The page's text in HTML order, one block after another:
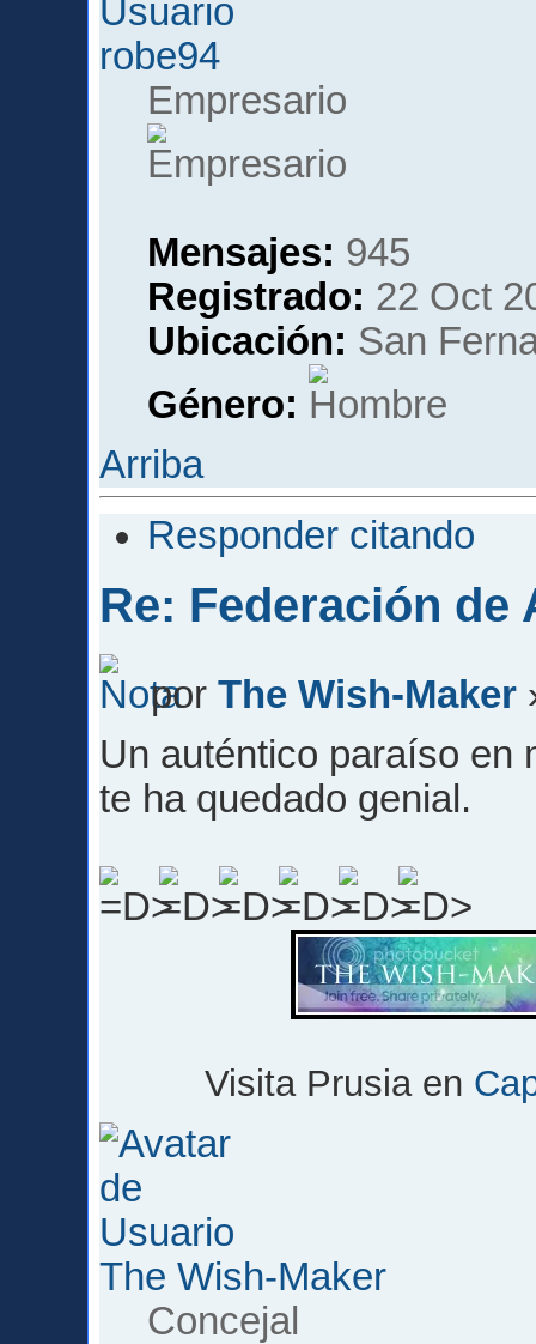
robe94
Empresario
Mensajes: 945
Registrado: 22 Oct
Ubicación: San
Género:
Arriba
Responder citando
Re: Federación de
porThe Wish-Maker
Un auténtico paraíso en
te ha quedado genial.
Visita Prusia en
The Wish-Maker
Concejal